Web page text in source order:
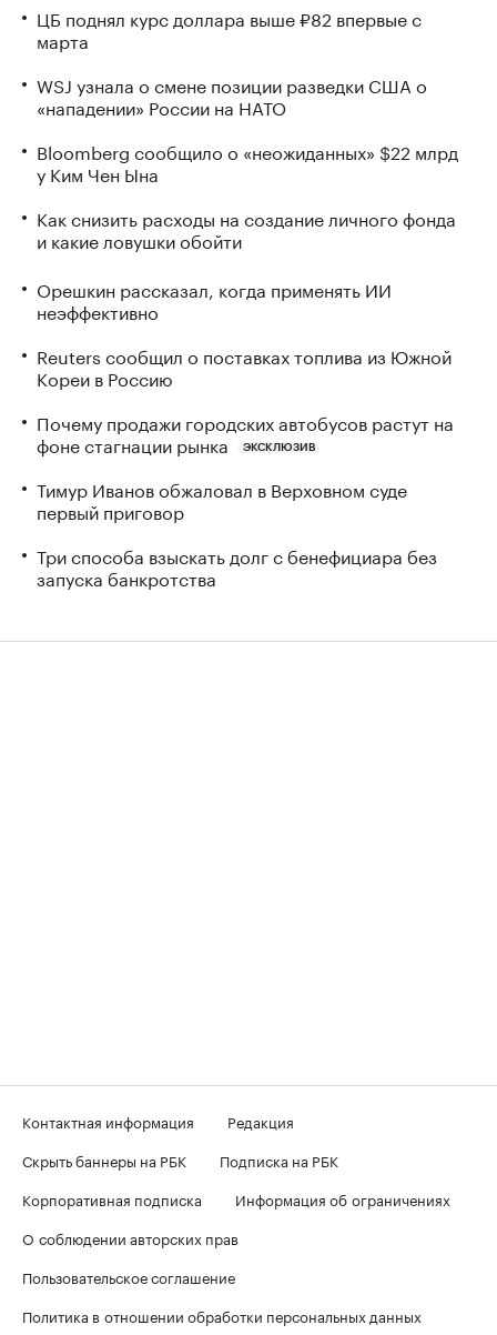
ЦБ поднял курс доллара выше ₽82 впервые с
марта
WSJ узнала о смене позиции разведки США о
«нападении» России на НАТО
Bloomberg сообщило о «неожиданных» $22 млрд
у Ким Чен Ына
Как снизить расходы на создание личного фонда
и какие ловушки обойти
Орешкин рассказал, когда применять ИИ
неэффективно
Reuters сообщил о поставках топлива из Южной
Кореи в Россию
Почему продажи городских автобусов растут на
фоне стагнации рынка
ЭКСКЛЮЗИВ
Тимур Иванов обжаловал в Верховном суде
первый приговор
Три способа взыскать долг с бенефициара без
запуска банкротства
Контактная информация
Редакция
Скрыть баннеры на РБК
Подписка на РБК
Корпоративная подписка
Информация об ограничениях
О соблюдении авторских прав
Пользовательское соглашение
Политика в отношении обработки персональных данных